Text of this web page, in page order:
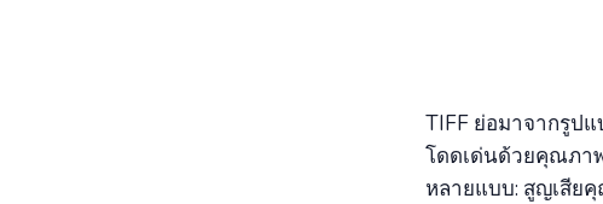
TIFF ย่อมาจากรูป
โดดเด่นด้วยคุณภา
หลายแบบ: สูญเสีย